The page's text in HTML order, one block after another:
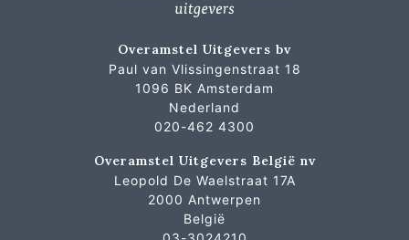
Overamstel Uitgevers bv
Paul van Vlissingenstraat 18
1096 BK Amsterdam
Nederland
020-462 4300
Overamstel Uitgevers België nv
Leopold De Waelstraat 17A
2000 Antwerpen
België